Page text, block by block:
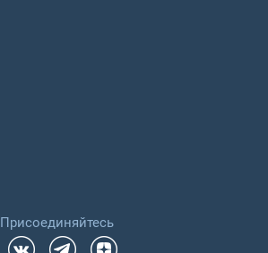
Присоединяйтесь